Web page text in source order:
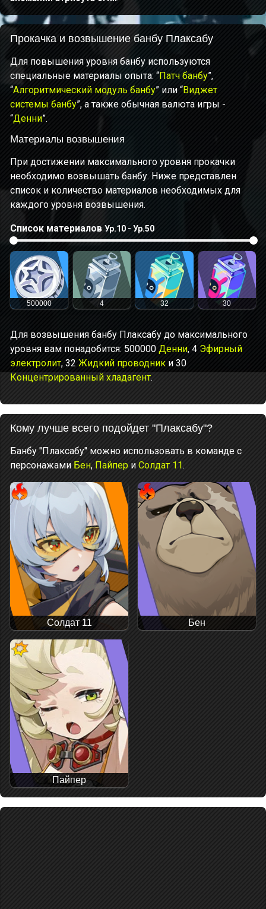
Прокачка и возвышение банбу Плаксабу
Для повышения уровня банбу используются
специальные материалы опыта: “Патч банбу”,
“Алгоритмический модуль банбу” или “Виджет
системы банбу”, а также обычная валюта игры -
“Денни”.
Материалы возвышения
При достижении максимального уровня прокачки
необходимо возвышать банбу. Ниже представлен
список и количество материалов необходимых для
каждого уровня возвышения.
Список материалов Ур.10 - Ур.50
500000 4 32 30
Для возвышения банбу Плаксабу до максимального
уровня вам понадобится: 500000 Денни, 4 Эфирный
электролит, 32 Жидкий проводник и 30
Концентрированный хладагент.
Кому лучше всего подойдет "Плаксабу"?
Банбу "Плаксабу" можно использовать в команде с
персонажами Бен, Пайпер и Солдат 11.
Солдат 11 Бен
Пайпер